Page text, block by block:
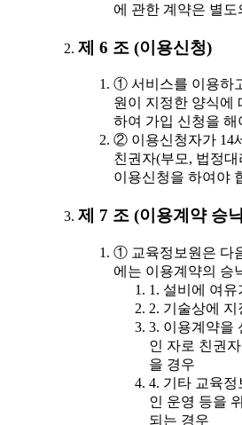
에 관한 계약은 별
제 6 조 (이용신청)
① 서비스를 이용하
원이 지정한 양식에
하여 가입 신청을 해
② 이용신청자가 14
친권자(부모, 법정
이용신청을 하여야
제 7 조 (이용계약 승
① 교육정보원은 다
에는 이용계약의 승
1. 설비에 여
2. 기술상에
3. 이용계약을
인 자로 친권
을 경우
4. 기타 교육
인 운영 등을
되는 경우